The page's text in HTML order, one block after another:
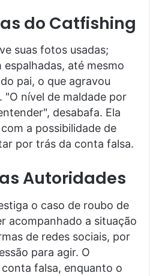
do Catfishing
suas fotos usadas;
até mesmo
pai, o que agravou
"O nível de maldade por
desabafa. Ela
a possibilidade de
por trás da conta falsa.
Autoridades
o caso de roubo de
acompanhado a situação
de redes sociais, por
para agir. O
falsa, enquanto o